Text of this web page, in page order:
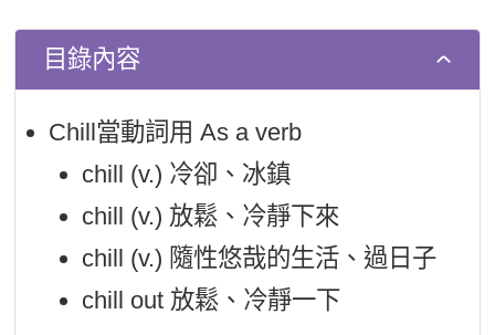
目錄內容
Chill當動詞用 As a verb
chill (v.) 冷卻、冰鎮
chill (v.) 放鬆、冷靜下來
chill (v.) 隨性悠哉的生活、過日子
chill out 放鬆、冷靜一下